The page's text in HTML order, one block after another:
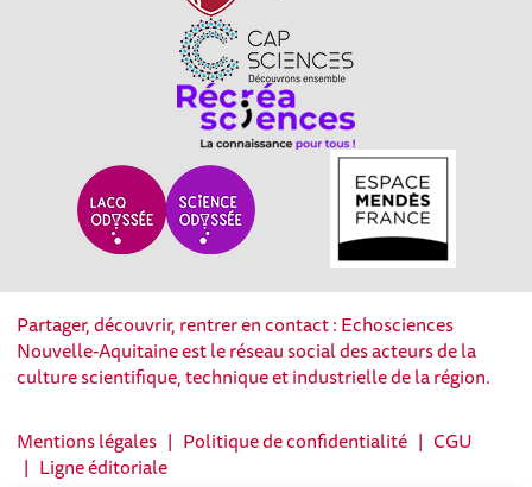
Partager, découvrir, rentrer en contact : Echosciences
Nouvelle-Aquitaine est le réseau social des acteurs de la
culture scientifique, technique et industrielle de la région.
Mentions légales | Politique de confidentialité | CGU
| Ligne éditoriale